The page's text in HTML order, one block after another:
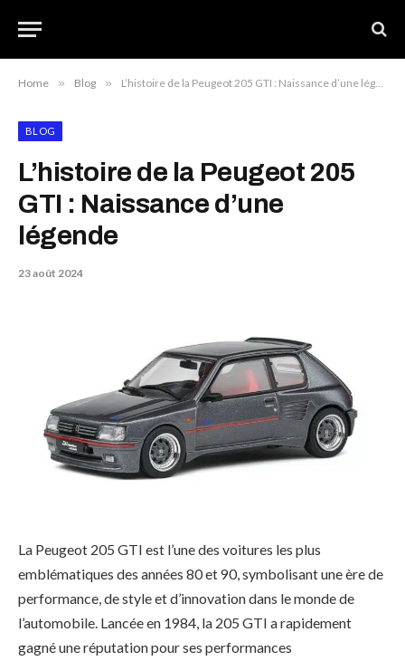
Home » Blog » L’histoire de la Peugeot 205 GTI : Naissance d’une légende
BLOG
L’histoire de la Peugeot 205
GTI : Naissance d’une
légende
23 août 2024
La Peugeot 205 GTI est l’une des voitures les plus
emblématiques des années 80 et 90, symbolisant une ère de
performance, de style et d’innovation dans le monde de
l’automobile. Lancée en 1984, la 205 GTI a rapidement
gagné une réputation pour ses performances